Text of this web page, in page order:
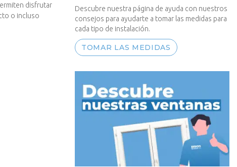
disfrutar
o incluso
Descubre nuestra página de ayuda con nuestros
consejos para ayudarte a tomar las medidas para
cada tipo de instalación.
TOMAR LAS MEDIDAS